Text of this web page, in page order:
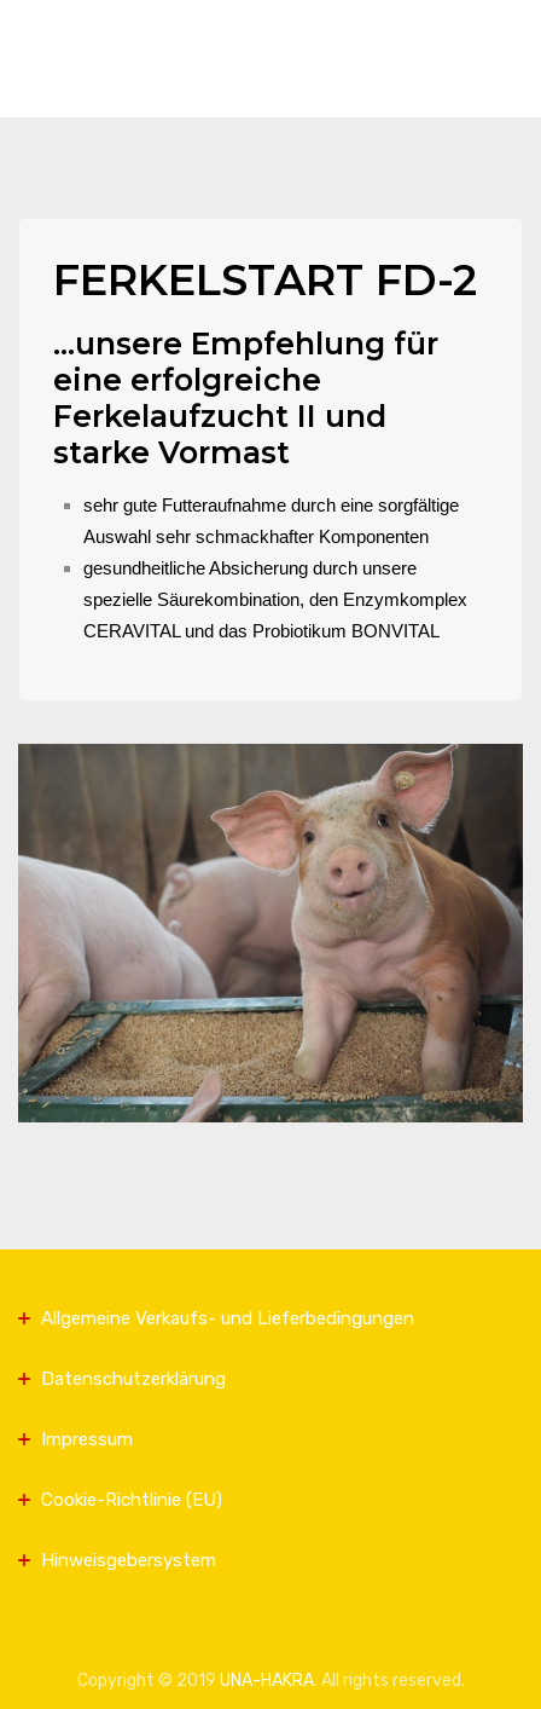
FERKELSTART FD-2
...unsere Empfehlung für
eine erfolgreiche
Ferkelaufzucht II und
starke Vormast
sehr gute Futteraufnahme durch eine sorgfältige
Auswahl sehr schmackhafter Komponenten
gesundheitliche Absicherung durch unsere
spezielle Säurekombination, den Enzymkomplex
CERAVITAL und das Probiotikum BONVITAL
Allgemeine Verkaufs- und Lieferbedingungen
Datenschutzerklärung
Impressum
Cookie-Richtlinie (EU)
Hinweisgebersystem
Copyright © 2019 UNA-HAKRA. All rights reserved.